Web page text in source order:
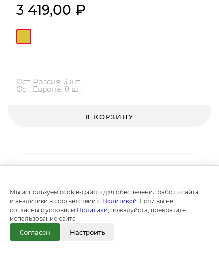
3 419,00 ₽
Ост. Россия: 3 шт.
Ост. Европа: 0 шт.
В КОРЗИНУ
Мы используем cookie-файлы для обеспечения работы сайта
и аналитики в соответствии с Политикой . Если вы не
согласны с условиям Политики , пожалуйста, прекратите
использование сайта
Согласен Настроить